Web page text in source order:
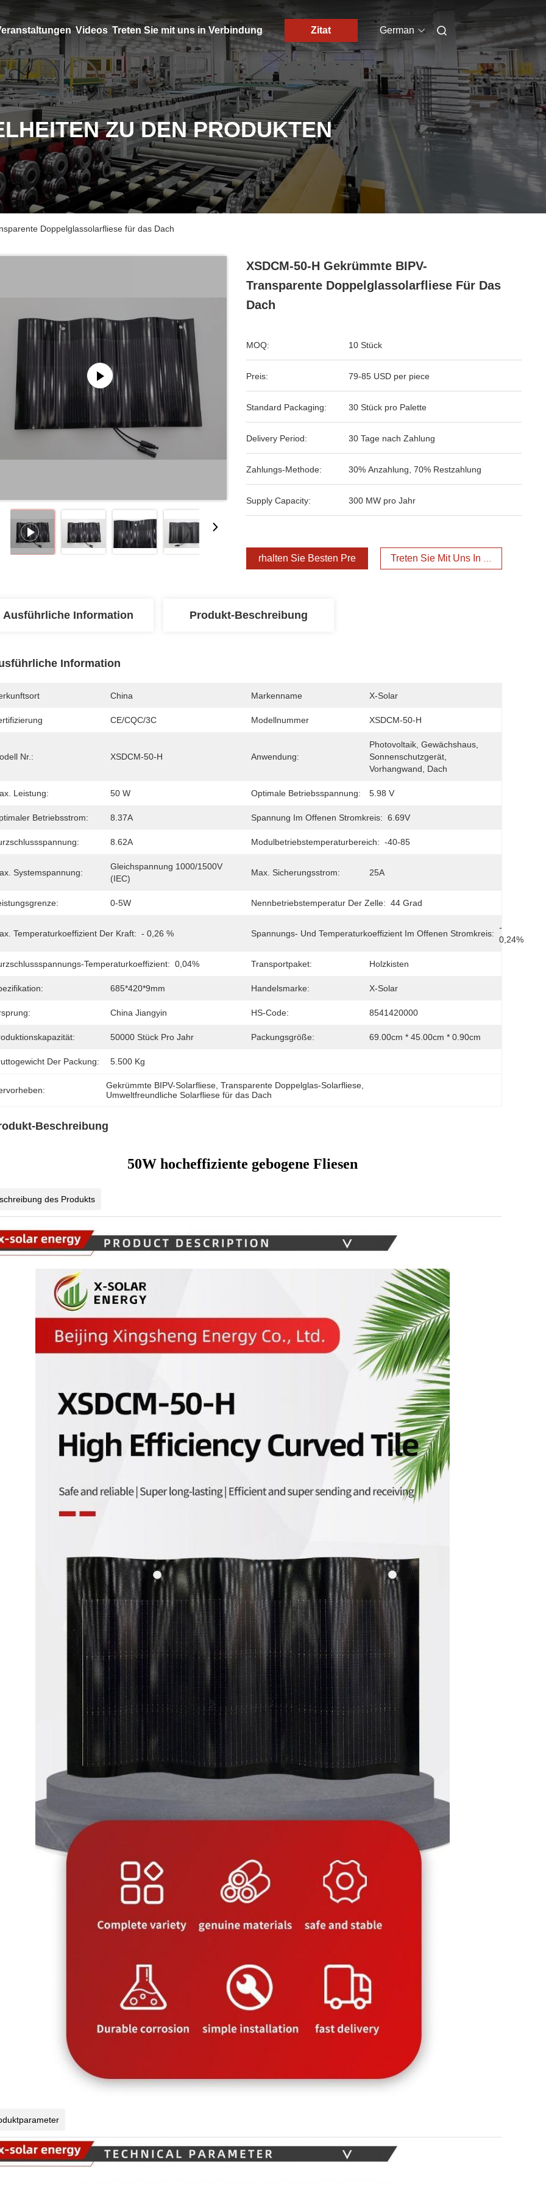
Videos Treten Sie mit uns in Verbindung Zitat German
ZU DEN PRODUKTEN
Doppelglassolarfliese für das Dach
XSDCM-50-H Gekrümmte BIPV-
Transparente Doppelglassolarfliese Für Das
Dach
MOQ: 10 Stück
Preis: 79-85 USD per piece
Standard Packaging: 30 Stück pro Palette
Delivery Period: 30 Tage nach Zahlung
Zahlungs-Methode: 30% Anzahlung, 70% Restzahlung
Supply Capacity: 300 MW pro Jahr
Erhalten Sie Besten Preis Treten Sie Mit Uns In Verbindung
Ausführliche Information Produkt-Beschreibung
Information
China Markenname X-Solar
CE/CQC/3C Modellnummer XSDCM-50-H
Nr.: XSDCM-50-H Anwendung:
Photovoltaik, Gewächshaus,
Sonnenschutzgerät,
Vorhangwand, Dach
Leistung: 50 W Optimale Betriebsspannung: 5.98 V
Betriebsstrom: 8.37A Spannung Im Offenen Stromkreis: 6.69V
8.62A Modulbetriebstemperaturbereich: -40-85
Systemspannung:
Gleichspannung 1000/1500V
(IEC)
Max. Sicherungsstrom: 25A
0-5W Nennbetriebstemperatur Der Zelle: 44 Grad
Temperaturkoeffizient Der Kraft: - 0,26 % Spannungs- Und Temperaturkoeffizient Im Offenen Stromkreis:
-
0,24%
Temperaturkoeffizient: 0,04% Transportpaket: Holzkisten
685*420*9mm Handelsmarke: X-Solar
China Jiangyin HS-Code: 8541420000
50000 Stück Pro Jahr Packungsgröße: 69.00cm * 45.00cm * 0.90cm
Der Packung: 5.500 Kg
Gekrümmte BIPV-Solarfliese , Transparente Doppelglas-Solarfliese
Umweltfreundliche Solarfliese für das Dach
Beschreibung
50W hocheffiziente gebogene Fliesen
des Produkts